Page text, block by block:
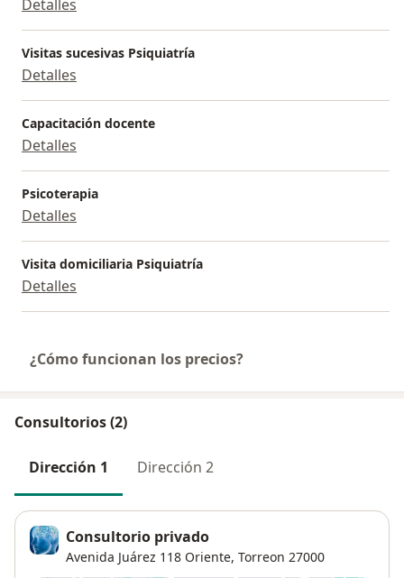
Detalles
Visitas sucesivas Psiquiatría
Detalles
Capacitación docente
Detalles
Psicoterapia
Detalles
Visita domiciliaria Psiquiatría
Detalles
¿Cómo funcionan los precios?
Consultorios (2)
Dirección 1 Dirección 2
Consultorio privado
Avenida Juárez 118 Oriente, Torreon 27000